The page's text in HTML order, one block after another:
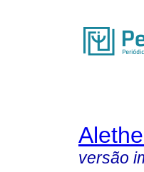
versão